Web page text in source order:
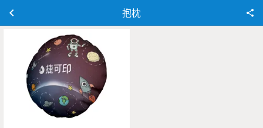
抱枕